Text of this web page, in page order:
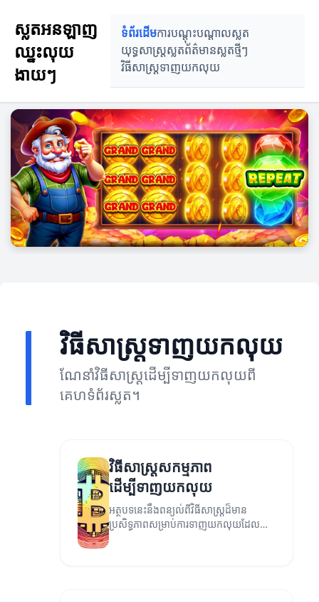
ស្លតអនឡាញ
ឈ្នះលុយ
ងាយៗ
ទំព័រដើមការបណ្តុះបណ្តាលស្លត
យុទ្ធសាស្ត្រស្លតព័ត៌មានស្លតថ្មីៗ
វិធីសាស្ត្រទាញយកលុយ
វិធីសាស្ត្រទាញយកលុយ
ណែនាំវិធីសាស្ត្រដើម្បីទាញយកលុយពី
គេហទំព័រស្លត។
វិធីសាស្ត្រសកម្មភាព
ដើម្បីទាញយកលុយ
អត្ថបទនេះនឹងពន្យល់ពីវិធីសាស្ត្រដ៏មាន
ប្រសិទ្ធភាពសម្រាប់ការទាញយកលុយដែលអាច
ធ្វើទៅបានសម្រាប់អ្នកដែលចង់បង្កើនប្រាក់